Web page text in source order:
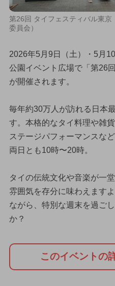
第26回 タイフェスティバル東
委員会）
2026年5月9日（土）・5月
公園イベント広場で「第26
が開催されます。
毎年約30万人が訪れる日本
す。本格的なタイ料理や雑
ステージパフォーマンスな
両日とも10時〜20時。
タイの伝統文化や音楽が一
雰囲気を存分に味わえます
ながら、特別な週末を過ご
か？
このイベントの